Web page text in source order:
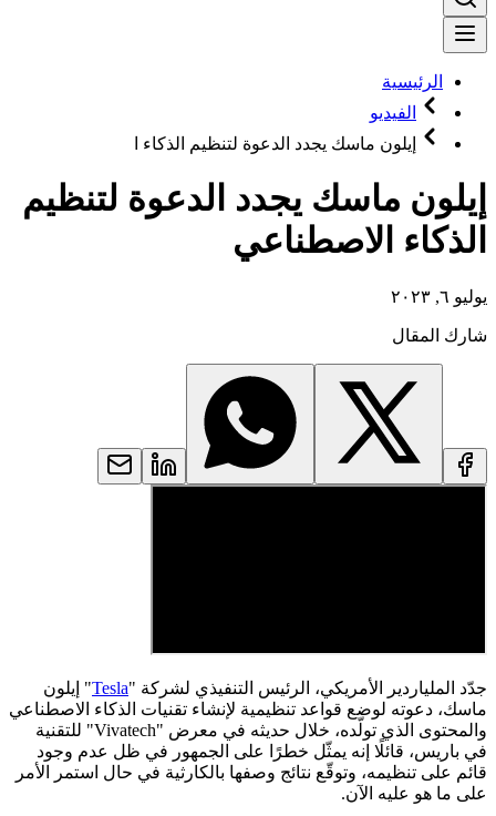
الرئيسية
الفيديو
إيلون ماسك يجدد الدعوة لتنظيم الذكاء ا
إيلون ماسك يجدد الدعوة لتنظيم
الذكاء الاصطناعي
يوليو ٦, ٢٠٢٣
شارك المقال
جدّد الملياردير الأمريكي، الرئيس التنفيذي لشركة "Tesla" إيلون
ماسك، دعوته لوضع قواعد تنظيمية لإنشاء تقنيات الذكاء الاصطناعي
والمحتوى الذي تولّده، خلال حديثه في معرض "Vivatech" للتقنية
في باريس، قائلًا إنه يمثّل خطرًا على الجمهور في ظل عدم وجود
قائم على تنظيمه، وتوقّع نتائج وصفها بالكارثية في حال استمر الأمر
على ما هو عليه الآن.